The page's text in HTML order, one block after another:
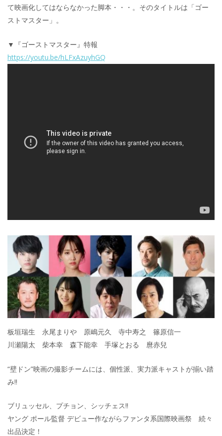
て映画化してはならなかった脚本・・・。そのタイトルは「ゴー
ストマスター」。
▼『ゴーストマスター』特報
https://youtu.be/hLFxAzuyhGQ
板垣瑞生 永尾まりや 原嶋元久 寺中寿之 篠原信一
川瀬陽太 柴本幸 森下能幸 手塚とおる 麿赤兒
“壁ドン”映画の撮影チームには、個性派、実力派キャストが揃い踏
み!!
ブリュッセル、プチョン、シッチェス‼
ヤング ポール監督 デビュー作ながらファンタ系国際映画祭 続々
出品決定！